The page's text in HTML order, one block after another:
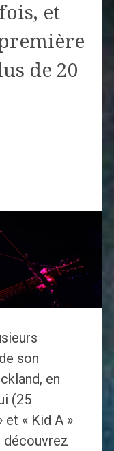
et
de 20
son
en
(25
« Kid A »
découvrez